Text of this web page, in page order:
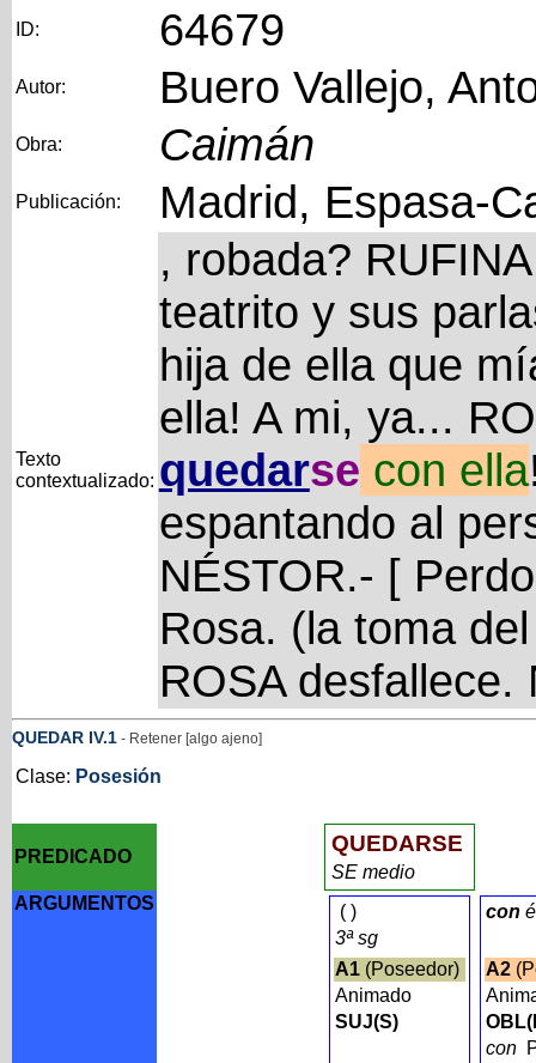
ID: 64679
Autor: Buero Vallejo,
Obra: Caimán
Publicación: Madrid, Espasa-
Texto
contextualizado:
, robada?
teatrito y sus
hija de ella que
ella! A mi, ya...
quedarse con ella
espantando al
NÉSTOR.- [
Rosa. (la toma
ROSA desfallece.
QUEDAR IV.1- Retener [algo ajeno]
Clase: Posesión
PREDICADO
QUEDARSE
SE medio
ARGUMENTOS
()
3ª sg
A1(Poseedor)
Animado
SUJ(S)
con
A2
con